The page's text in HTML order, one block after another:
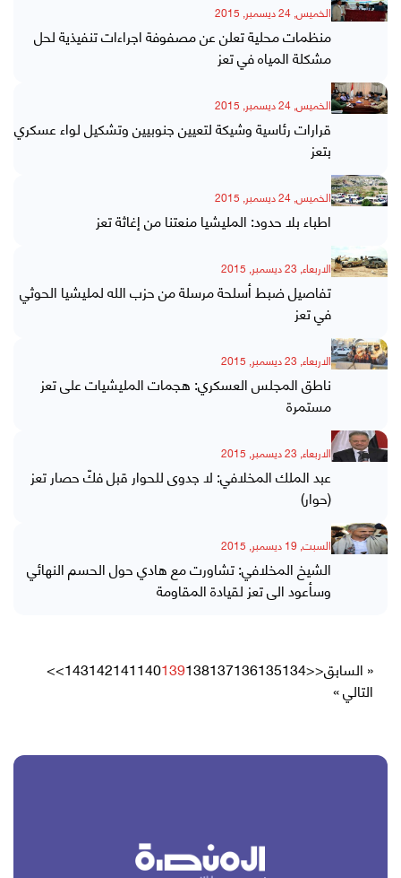
الخميس, 24 ديسمبر, 2015
منظمات محلية تعلن عن مصفوفة اجراءات تنفيذية لحل
مشكلة المياه في تعز
الخميس, 24 ديسمبر, 2015
قرارات رئاسية وشيكة لتعيين جنوبيين وتشكيل لواء عسكري
بتعز
الخميس, 24 ديسمبر, 2015
اطباء بلا حدود: المليشيا منعتنا من إغاثة تعز
الاربعاء, 23 ديسمبر, 2015
تفاصيل ضبط أسلحة مرسلة من حزب الله لمليشيا الحوثي
في تعز
الاربعاء, 23 ديسمبر, 2015
ناطق المجلس العسكري: هجمات المليشيات على تعز
مستمرة
الاربعاء, 23 ديسمبر, 2015
عبد الملك المخلافي: لا جدوى للحوار قبل فكّ حصار تعز
(حوار)
السبت, 19 ديسمبر, 2015
الشيخ المخلافي: تشاورت مع هادي حول الحسم النهائي
وسأعود الى تعز لقيادة المقاومة
« السابق<<
134
135
136
137
138
139
140
141
142
143
>>
التالي »